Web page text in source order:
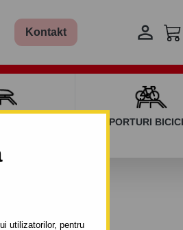
utilizatorilor, pentru
Kontakt 
SUPORTURI
- 1998/11